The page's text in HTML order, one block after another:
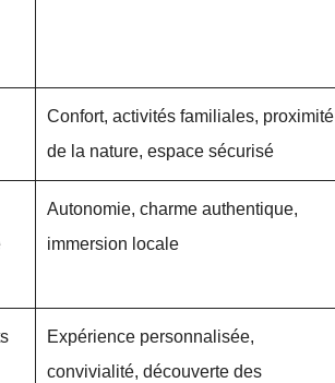
Confort, activités familiales, proximité
de la nature, espace sécurisé
Autonomie, charme authentique,
immersion locale
Expérience personnalisée,
convivialité, découverte des